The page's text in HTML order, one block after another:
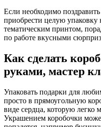
Если необходимо
приобрести целую упаковку
тематическим принтом,
по работе вкусными
Как сделать
руками, мастер
Упаковать подарки для
просто в прямоугольную
виде сердца, которую легко
Украшением коробочки